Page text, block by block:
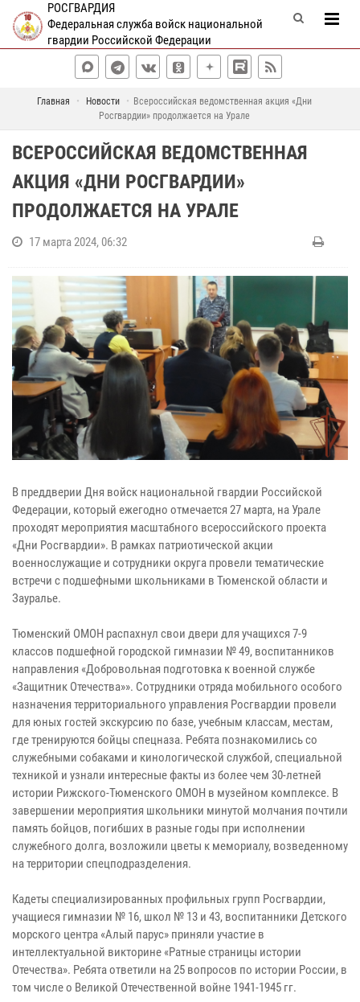
РОСГВАРДИЯ
Федеральная служба войск национальной
гвардии Российской Федерации
Главная Новости
Всероссийская ведомственная акция «Дни
Росгвардии» продолжается на Урале
ВСЕРОССИЙСКАЯ ВЕДОМСТВЕННАЯ
АКЦИЯ «ДНИ РОСГВАРДИИ»
ПРОДОЛЖАЕТСЯ НА УРАЛЕ
17 марта 2024, 06:32
В преддверии Дня войск национальной гвардии Российской
Федерации, который ежегодно отмечается 27 марта, на Урале
проходят мероприятия масштабного всероссийского проекта
«Дни Росгвардии». В рамках патриотической акции
военнослужащие и сотрудники округа провели тематические
встречи с подшефными школьниками в Тюменской области и
Зауралье.
Тюменский ОМОН распахнул свои двери для учащихся 7-9
классов подшефной городской гимназии № 49, воспитанников
направления «Добровольная подготовка к военной службе
«Защитник Отечества»». Сотрудники отряда мобильного особого
назначения территориального управления Росгвардии провели
для юных гостей экскурсию по базе, учебным классам, местам,
где тренируются бойцы спецназа. Ребята познакомились со
служебными собаками и кинологической службой, специальной
техникой и узнали интересные факты из более чем 30-летней
истории Рижского-Тюменского ОМОН в музейном комплексе. В
завершении мероприятия школьники минутой молчания почтили
память бойцов, погибших в разные годы при исполнении
служебного долга, возложили цветы к мемориалу, возведенному
на территории спецподразделения.
Кадеты специализированных профильных групп Росгвардии,
учащиеся гимназии № 16, школ № 13 и 43, воспитанники Детского
морского центра «Алый парус» приняли участие в
интеллектуальной викторине «Ратные страницы истории
Отечества». Ребята ответили на 25 вопросов по истории России, в
том числе о Великой Отечественной войне 1941-1945 гг.